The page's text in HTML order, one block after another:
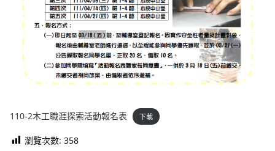
110-2木工職涯探索活動報名表 下載
瀏覽次數: 358